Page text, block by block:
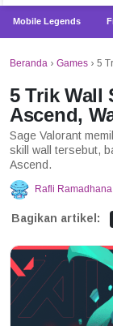
Mobile Legends
Beranda › Games › 5
5 Trik Wall
Ascend,
Sage Valorant
skill wall tersebut,
Ascend.
Rafli Ramadhana
Bagikan artikel: